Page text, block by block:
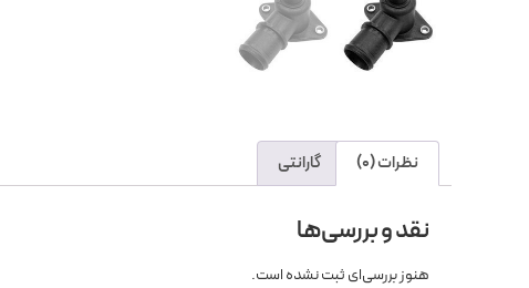
نظرات (0) گارانتی
نقد و بررسی‌ها
هنوز بررسی‌ای ثبت نشده است.